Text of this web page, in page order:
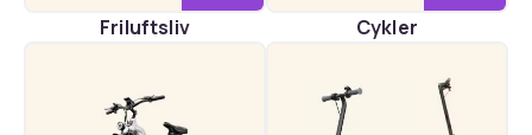
Friluftsliv Cykler